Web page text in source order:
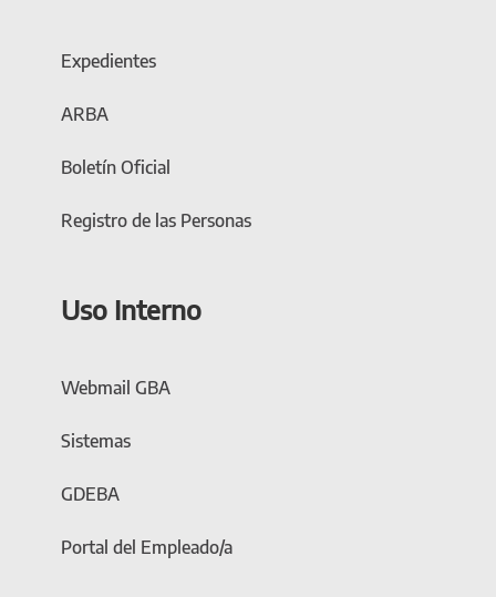
Expedientes
ARBA
Boletín Oficial
Registro de las Personas
Uso Interno
Webmail GBA
Sistemas
GDEBA
Portal del Empleado/a